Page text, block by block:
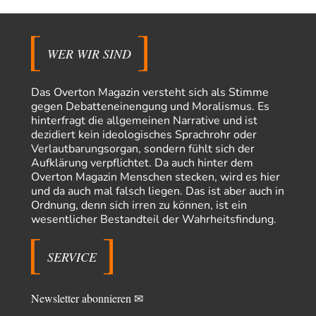
Klimalüge und Klimadiktatur? 141
Gibt das Thema…
Coroner vor 16 Stunden zu:
Laut unseren politischen "Eliten" gibt es allerdings einen, der einen
freien Willen haben muss. Das…
PRO1vor 18 Stunden zu:
Synthese und Konkurrenz
Die Natur ist die kreative Gestalt, um Inspiration zu erlangen. Die heute
Natur und ihr…
Nonamevor 23 Stunden zu:
Wer erzielt die Kriegsgewinne?
Es bestätigt sich also schon an diesem Beispiel von vor 100 Jahren, was
Ferdinand Wohlgewiehert
Im Zeitalter der KI werden Fehler menschlich
erschaffen," Wird dran gearbeitet.
WER WIR SIND
Das Overton Magazin versteht sich als Stimme
gegen Debatteneinengung und Moralismus. Es
hinterfragt die allgemeinen Narrative und ist
dezidiert kein ideologisches Sprachrohr oder
Verlautbarungsorgan, sondern fühlt sich der
Aufklärung verpflichtet. Da auch hinter dem
Overton Magazin Menschen stecken, wird es hier
und da auch mal falsch liegen. Das ist aber auch in
Ordnung, denn sich irren zu können, ist ein
wesentlicher Bestandteil der Wahrheitsfindung.
SERVICE
Newsletter abonnieren ✉